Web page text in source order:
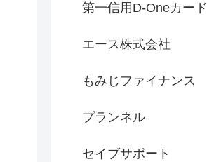
第一信用D-Oneカード
エース株式会社
もみじファイナンス
プランネル
セイブサポート